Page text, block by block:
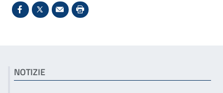
Condividi su Facebook - Sito esterno - Apertura in
X - Sito esterno - Apertura in nuova finestra
Invio Mail: apre il programma di posta
Stampa pagina: scelta meno
Articoli correlati
NOTIZIE